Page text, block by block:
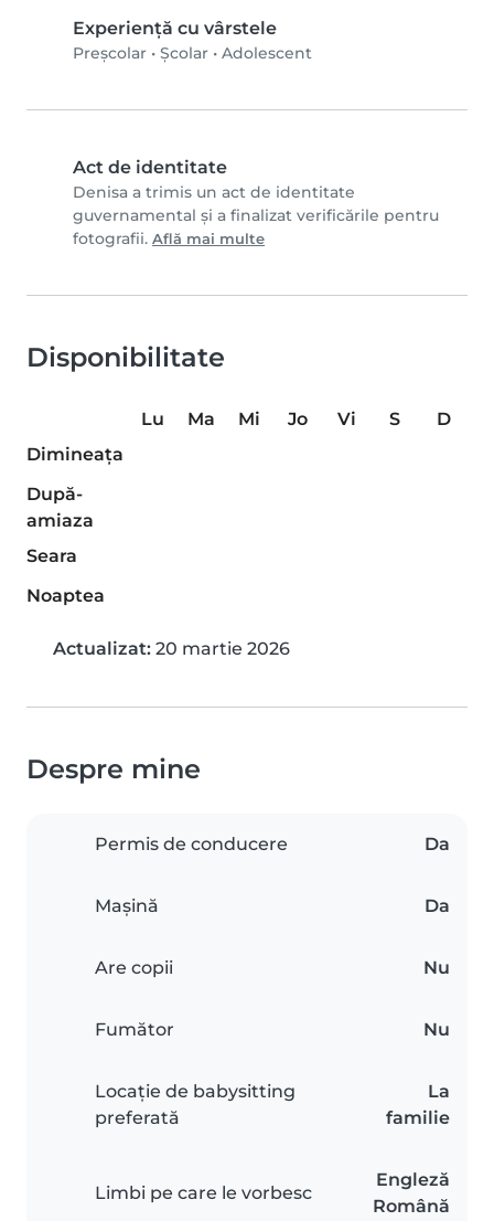
Experiență cu vârstele
Preșcolar • Școlar • Adolescent
Act de identitate
Denisa a trimis un act de identitate
guvernamental și a finalizat verificările pentru
fotografii. Află mai multe
Disponibilitate
Lu Ma Mi Jo Vi S
D
Dimineaţa
După-
amiaza
Seara
Noaptea
Actualizat: 20 martie 2026
Despre mine
Permis de conducere Da
Mașină Da
Are copii Nu
Fumător Nu
Locație de babysitting
preferată
La
familie
Limbi pe care le vorbesc
Engleză
Română